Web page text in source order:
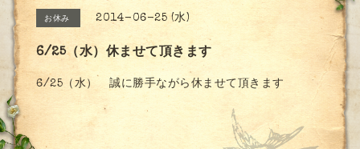
お休み 2014-06-25 (水)
6/25（水）休ませて頂きます
6/25（水） 誠に勝手ながら休ませて頂きます